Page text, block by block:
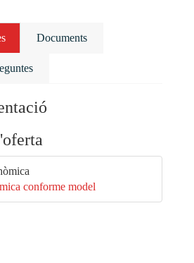
Documents
conforme model